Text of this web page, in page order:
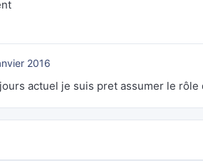
2016
actuel je suis pret assumer le